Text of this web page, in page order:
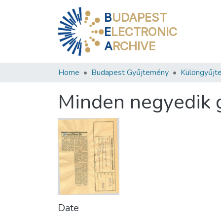
BUDAPEST
ELECTRONIC
ARCHIVE
Home Budapest Gyűjtemény
Minden negyedik
Date